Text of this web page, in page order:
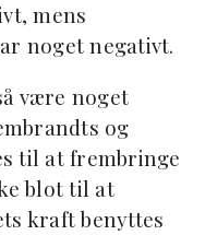
mens
noget negativt.
være noget
og
til at frembringe
blot til at
kraft benyttes